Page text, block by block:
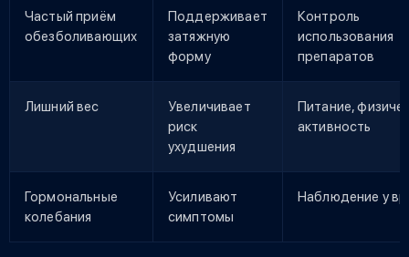
Частый приём
обезболивающих
Поддерживает
затяжную
форму
Контроль
использования
препаратов
Лишний вес
Увеличивает
риск
ухудшения
Питание,
активность
Гормональные
колебания
Усиливают
симптомы
Наблюдение у